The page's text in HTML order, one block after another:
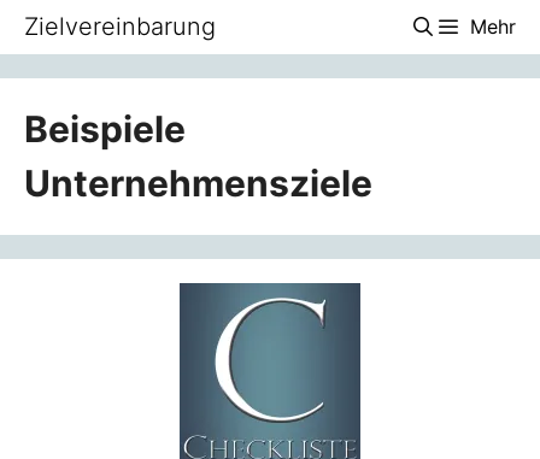
Zum
springen
Zielvereinbarung Mehr
Beispiele
Unternehmensziele